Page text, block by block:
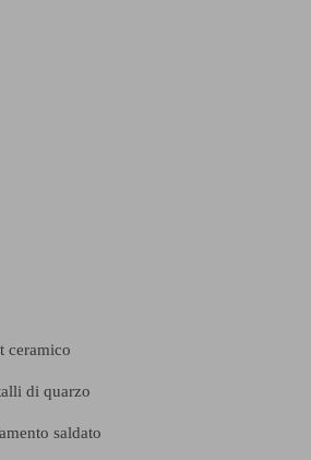
ceramico
di quarzo
saldato